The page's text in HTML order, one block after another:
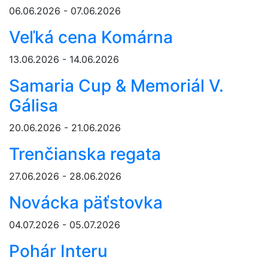
06.06.2026 - 07.06.2026
Veľká cena Komárna
13.06.2026 - 14.06.2026
Samaria Cup & Memoriál V.
Gálisa
20.06.2026 - 21.06.2026
Trenčianska regata
27.06.2026 - 28.06.2026
Novácka päťstovka
04.07.2026 - 05.07.2026
Pohár Interu